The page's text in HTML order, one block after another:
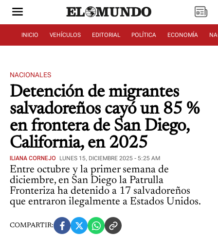
INICIO VEHÍCULOS EDITORIAL POLÍTICA ECONOMÍA
NACIONALES
Detención de migrantes
salvadoreños cayó un 85 %
en frontera de San Diego,
California, en 2025
ILIANA CORNEJO LUNES 15, DICIEMBRE 2025 - 5:25 AM
Entre octubre y la primer semana de
diciembre, en San Diego la Patrulla
Fronteriza ha detenido a 17 salvadoreños
que entraron ilegalmente a Estados Unidos.
COMPARTIR: